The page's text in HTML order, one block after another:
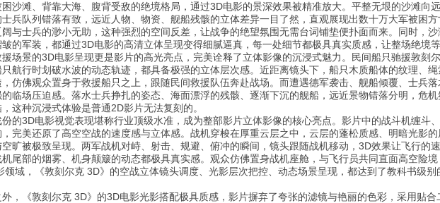
沙滩、背靠大海、腹背受敌的绝境格局，通过3D电影的景深效果被精准放大。平整无垠的沙滩向
士兵队列错落有致，远近人物、物资、舰船残骸的立体差异一目了然，直观展现出数十万大军被困
阔与士兵的渺小无助，这种强烈的空间反差，让战争的绝望氛围无需台词铺垫便扑面而来。同时，
的军装，都通过3D电影的高清立体呈现变得细腻逼真，每一处细节都极具真实质感，让整场绝境
场景的3D电影呈现更是影片的高光亮点，完美诠释了立体影像的沉浸式魅力。民间船只驰援敦刻
航行时划破水波的动态轨迹，都具备极强的立体层次感。近距离镜头下，船只木质船体的纹理、
仿佛观众置身于救援船只之上，跟随民间救援队伍奔赴战场。而遭遇德军袭击、舰船倾覆、士兵
的临场压迫感。落水士兵挣扎的姿态、海面漂浮的残骸、逐渐下沉的舰船，远近景物错落分明，危
这种沉浸式体验是普通2D影片无法复刻的。
份的3D电影视觉表现堪称行业顶级水准，成为整部影片立体影像的核心亮点。影片中的战斗机缠斗
，完美还原了高空空战的速度感与立体感。战机穿梭在厚重云层之中，云层的蓬松质感、明暗光影
旷被极致呈现。两军战机对峙、射击、规避、俯冲的瞬间，镜头跟随战机移动，3D效果让飞行的
尾部的烟雾、机身颠簸的动态都极具真实感。观众仿佛置身战机座舱，与飞行员共同直面高空险
领域，《敦刻尔克 3D》的空战立体镜头调度、光影层次把控、动态场景呈现，都达到了教科书级
外，《敦刻尔克 3D》的3D电影光影搭配极具质感，影片摒弃了夸张的滤镜与艳丽的色彩，采用贴